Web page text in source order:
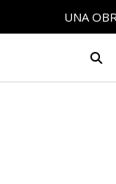
UNA